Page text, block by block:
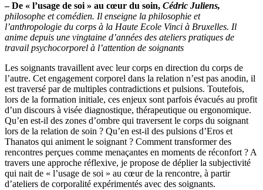
– De « l’usage de soi » au cœur du soin, Cédric Juliens,
philosophe et comédien. Il enseigne la philosophie et
l’anthropologie du corps à la Haute Ecole Vinci à Bruxelles. Il
anime depuis une vingtaine d’années des ateliers pratiques de
travail psychocorporel à l’attention de soignants
Les soignants travaillent avec leur corps en direction du corps de
l’autre. Cet engagement corporel dans la relation n’est pas anodin, il
est traversé par de multiples contradictions et pulsions. Toutefois,
lors de la formation initiale, ces enjeux sont parfois évacués au profit
d’un discours à visée diagnostique, thérapeutique ou ergonomique.
Qu’en est-il des zones d’ombre qui traversent le corps du soignant
lors de la relation de soin ? Qu’en est-il des pulsions d’Eros et
Thanatos qui animent le soignant ? Comment transformer des
rencontres perçues comme menaçantes en moments de réconfort ? A
travers une approche réflexive, je propose de déplier la subjectivité
qui nait de « l’usage de soi » au cœur de la rencontre, à partir
d’ateliers de corporalité expérimentés avec des soignants.